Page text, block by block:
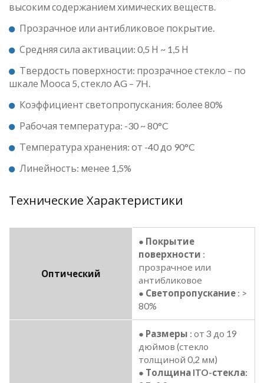
высоким содержанием химических веществ.
Прозрачное или антибликовое покрытие.
Средняя сила активации: 0,5 Н ~ 1,5 Н
Твердость поверхности: прозрачное стекло – по
шкале Мооса 5, стекло AG – 7H.
Коэффициент светопропускания: более 80%
Рабочая температура: -30 ~ 80°C
Температура хранения: от -40 до 90°C
Линейность: менее 1,5%
Технические Характеристики
Оптический
● Покрытие
поверхности :
прозрачное или
антибликовое
● Светопропускание : >
80%
● Размеры : от 3 до 19
дюймов (стекло
толщиной 0,2 мм)
● Толщина ITO-стекла: